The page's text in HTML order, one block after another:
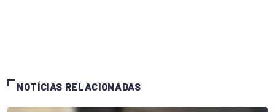
NOTÍCIAS RELACIONADAS